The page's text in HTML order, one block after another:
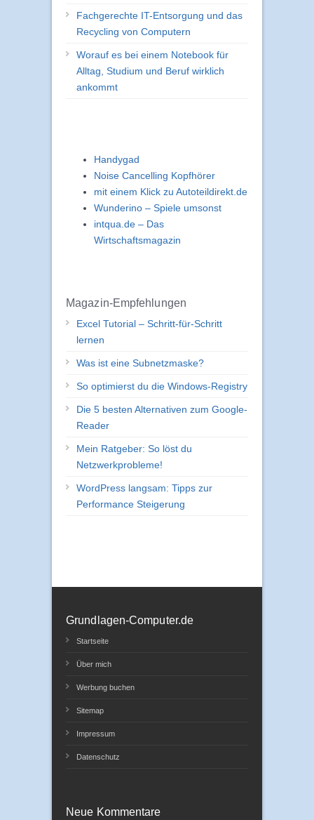
Fachgerechte IT-Entsorgung und das
Recycling von Computern
Worauf es bei einem Notebook für
Alltag, Studium und Beruf wirklich
ankommt
Handygad
Noise Cancelling Kopfhörer
mit einem Klick zu Autoteildirekt.de
Wunderino – Spiele umsonst
intqua.de – Das
Wirtschaftsmagazin
Magazin-Empfehlungen
Excel Tutorial – Schritt-für-Schritt
lernen
Was ist eine Subnetzmaske?
So optimierst du die Windows-Registry
Die 5 besten Alternativen zum Google-
Reader
Mein Ratgeber: So löst du
Netzwerkprobleme!
WordPress langsam: Tipps zur
Performance Steigerung
Grundlagen-Computer.de
Startseite
Über mich
Werbung buchen
Sitemap
Impressum
Datenschutz
Neue Kommentare